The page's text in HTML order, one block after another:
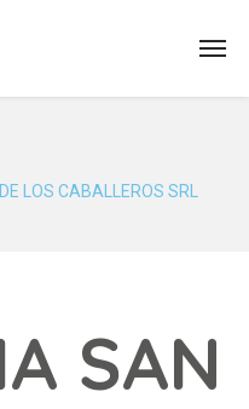
LOS CABALLEROS SRL
SAN